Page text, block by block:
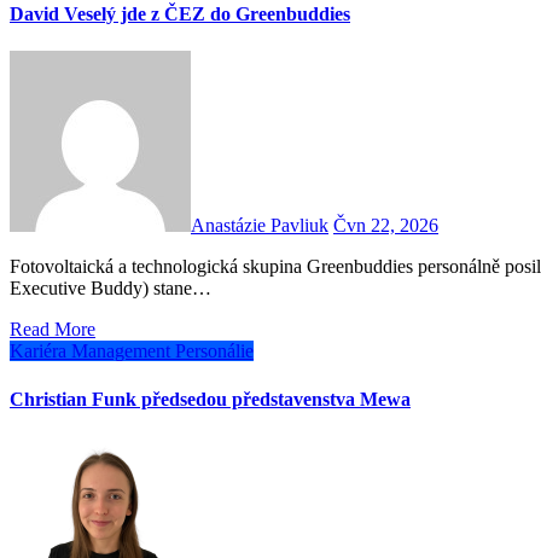
David Veselý jde z ČEZ do Greenbuddies
Anastázie Pavliuk Čvn 22, 2026
Fotovoltaická a technologická skupina Greenbuddies personálně posiluje. Od 1. července se novým výkonným ředitelem (Chief
Executive Buddy) stane…
Read More
Kariéra Management Personálie
Christian Funk předsedou představenstva Mewa